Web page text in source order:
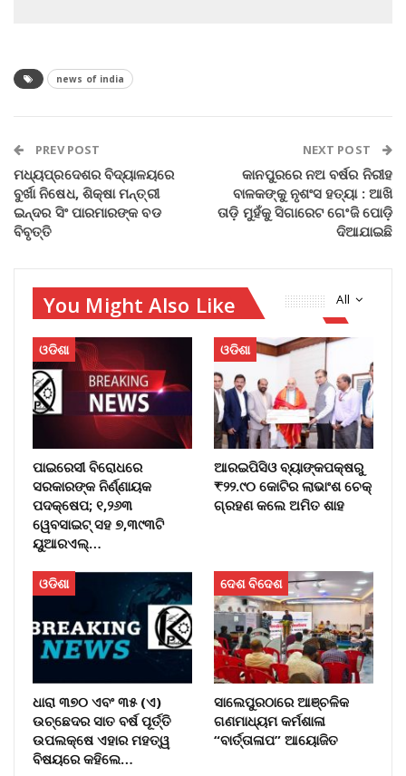
news of india
PREV POST
ମଧ୍ୟପ୍ରଦେଶର ବିଦ୍ୟାଳୟରେ
ବୁର୍ଖା ନିଷେଧ, ଶିକ୍ଷା ମନ୍ତ୍ରୀ
ଇନ୍ଦର ସିଂ ପାରମାରଙ୍କ ବଡ
ବିବୃତ୍ତି
NEXT POST
କାନପୁରରେ ନଅ ବର୍ଷର ନିରୀହ
ବାଳକଙ୍କୁ ନୃଶଂସ ହତ୍ୟା : ଆଖି
ତାଡ଼ି ମୁହଁକୁ ସିଗାରେଟ ଗେଂଜି ପୋଡ଼ି
ଦିଆଯାଇଛି
All
You Might Also Like
ଓଡିଶା
ପାଇରେସୀ ବିରୋଧରେ
ସରକାରଙ୍କ ନିର୍ଣ୍ଣାୟକ
ପଦକ୍ଷେପ; ୧,୨୬୩
ୱେବସାଇଟ୍ ସହ ୭,୩୯୩ଟି
ୟୁଆରଏଲ୍…
ଓଡିଶା
ଆରଇପିସିଓ ବ୍ୟାଙ୍କପକ୍ଷରୁ
₹୨୨.୯୦ କୋଟିର ଲାଭାଂଶ ଚେକ୍
ଗ୍ରହଣ କଲେ ଅମିତ ଶାହ
ଓଡିଶା
ଧାରା ୩୭୦ ଏବଂ ୩୫ (ଏ)
ଉଚ୍ଛେଦର ସାତ ବର୍ଷ ପୂର୍ତ୍ତି
ଉପଲକ୍ଷେ ଏହାର ମହତ୍ୱ
ବିଷୟରେ କହିଲେ…
ଦେଶ ବିଦେଶ
ସାଲେପୁରଠାରେ ଆଞ୍ଚଳିକ
ଗଣମାଧ୍ୟମ କର୍ମଶାଳା
“ବାର୍ତ୍ତାଳାପ” ଆୟୋଜିତ